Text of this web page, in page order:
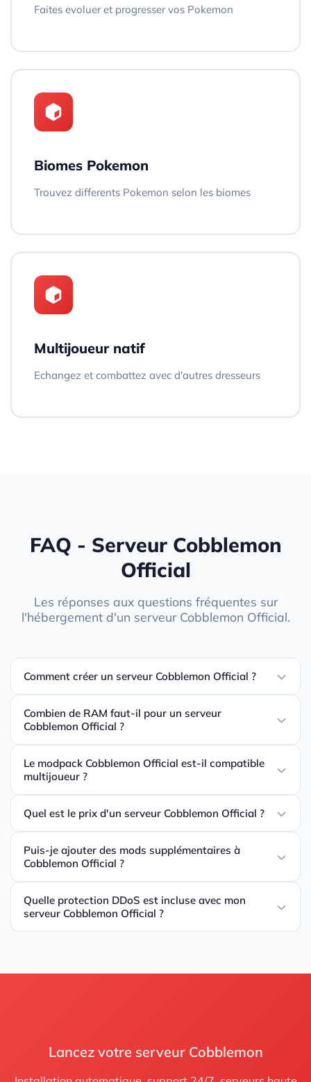
Faites evoluer et progresser vos Pokemon
Biomes Pokemon
Trouvez differents Pokemon selon les biomes
Multijoueur natif
Echangez et combattez avec d'autres dresseurs
FAQ - Serveur Cobblemon
Official
Les réponses aux questions fréquentes sur
l'hébergement d'un serveur Cobblemon Official.
Comment créer un serveur Cobblemon Official ?
Combien de RAM faut-il pour un serveur
Cobblemon Official ?
Le modpack Cobblemon Official est-il compatible
multijoueur ?
Quel est le prix d'un serveur Cobblemon Official ?
Puis-je ajouter des mods supplémentaires à
Cobblemon Official ?
Quelle protection DDoS est incluse avec mon
serveur Cobblemon Official ?
Lancez votre serveur Cobblemon